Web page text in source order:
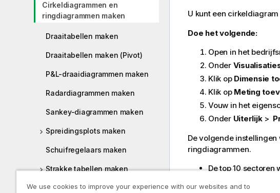
Cirkeldiagrammen en
ringdiagrammen maken
Draaitabellen maken
Draaitabellen maken (Pivot)
P&L-draaidiagrammen maken
Radardiagrammen maken
Sankey-diagrammen maken
Spreidingsplots maken
Schuifregelaars maken
Strakke tabellen maken
Tabellen worden gemaakt
U kunt een
Doe het volgende:
Open in het
Onder
Klik op Dimensie
Klik op Meting
Vouw in het
Onder Uiterlijk>
De volgende
ringdiagrammen.
De top 10
Kleuren worden
We use cookies to improve your experience with our websites and to